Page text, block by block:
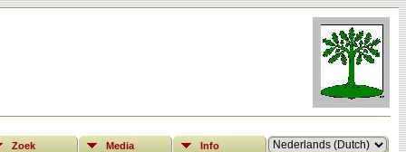
Zoek Media Info